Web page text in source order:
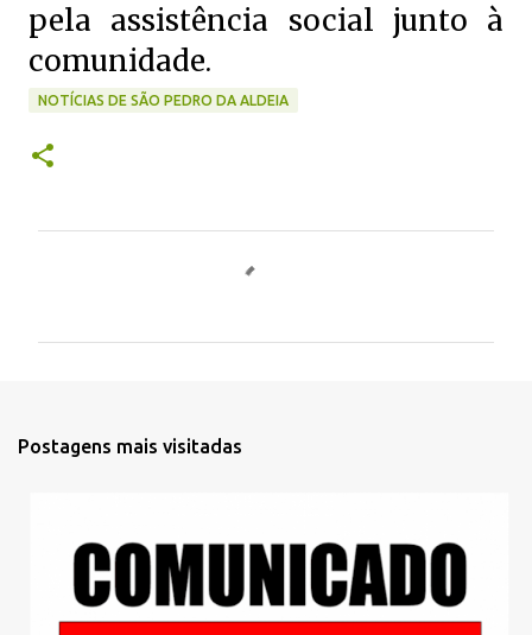
pela assistência social junto à
comunidade.
NOTÍCIAS DE SÃO PEDRO DA ALDEIA
Postagens mais visitadas